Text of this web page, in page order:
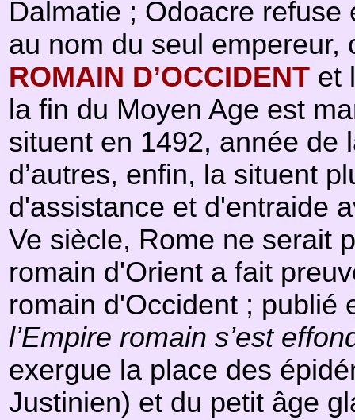
Dalmatie ; Odoacre
au nom du seul
ROMAIN D’OCCIDENT et
la fin du Moyen Age est
situent en 1492, année de
d’autres, enfin, la situent
d'assistance et d'entraide
Ve siècle, Rome ne serait
romain d'Orient a fait
romain d'Occident ; publié
l’Empire romain s’est
exergue la place des
Justinien) et du petit âge